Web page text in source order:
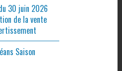
30 juin 2026
de la vente
Saison